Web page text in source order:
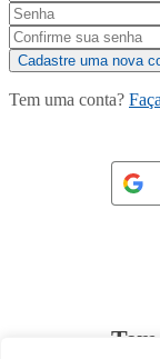
Tem uma conta?